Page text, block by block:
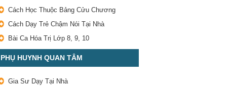
Cách Học Thuộc Bảng Cửu Chương
Cách Dạy Trẻ Chậm Nói Tại Nhà
Bài Ca Hóa Trị Lớp 8, 9, 10
PHỤ HUYNH QUAN TÂM
Gia Sư Dạy Tại Nhà